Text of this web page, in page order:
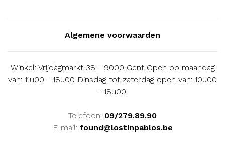
Algemene voorwaarden
Winkel: Vrijdagmarkt 38 - 9000 Gent Open op maandag
van: 11u00 - 18u00 Dinsdag tot zaterdag open van: 10u00
- 18u00.
Telefoon: 09/279.89.90
E-mail: found@lostinpablos.be